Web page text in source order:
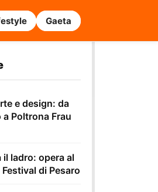
Gaeta
e design: da
Poltrona Frau
il ladro: opera al
di Pesaro